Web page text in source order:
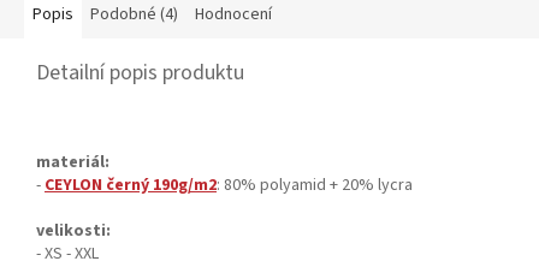
Popis Podobné (4) Hodnocení
Detailní popis produktu
materiál:
- CEYLON černý 190g/m2: 80% polyamid + 20% lycra
velikosti:
- XS - XXL